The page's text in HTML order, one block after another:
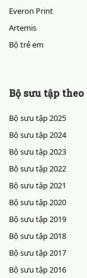
Everon Print
Artemis
Bộ trẻ em
Bộ sưu tập theo
Bộ sưu tập 2025
Bộ sưu tập 2024
Bộ sưu tập 2023
Bộ sưu tập 2022
Bộ sưu tập 2021
Bộ sưu tập 2020
Bộ sưu tập 2019
Bộ sưu tập 2018
Bộ sưu tập 2017
Bộ sưu tập 2016